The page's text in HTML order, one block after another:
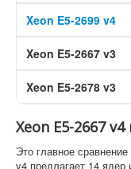
Xeon E5-2699 v4
Xeon E5-2667 v3
Xeon E5-2678 v3
Xeon E5-2667
Это главное
v4 предлагает 14 ядер